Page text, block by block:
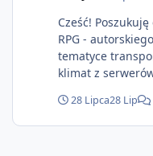
Cześć! Poszukuję osób do współtworzenia TRUCK
RPG -
tematyce
klimat z
którzy chcą robić
Projekt tworzony
28 Lipca28 Lip